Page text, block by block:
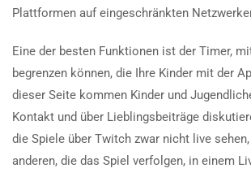
Plattformen auf eingeschränkten
Eine der besten Funktionen ist der Timer,
begrenzen können, die Ihre Kinder mit der
dieser Seite kommen Kinder und
Kontakt und über Lieblingsbeiträge
die Spiele über Twitch zwar nicht live
anderen, die das Spiel verfolgen, in einem